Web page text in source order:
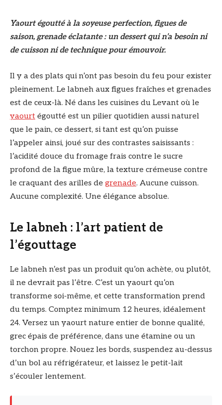
Yaourt égoutté à la soyeuse perfection, figues de
saison, grenade éclatante : un dessert qui n’a besoin ni
de cuisson ni de technique pour émouvoir.
Il y a des plats qui n’ont pas besoin du feu pour exister
pleinement. Le labneh aux figues fraîches et grenades
est de ceux-là. Né dans les cuisines du Levant où le
yaourt égoutté est un pilier quotidien aussi naturel
que le pain, ce dessert, si tant est qu’on puisse
l’appeler ainsi, joué sur des contrastes saisissants :
l’acidité douce du fromage frais contre le sucre
profond de la figue mûre, la texture crémeuse contre
le craquant des arilles de grenade. Aucune cuisson.
Aucune complexité. Une élégance absolue.
Le labneh : l’art patient de
l’égouttage
Le labneh n’est pas un produit qu’on achète, ou plutôt,
il ne devrait pas l’être. C’est un yaourt qu’on
transforme soi-même, et cette transformation prend
du temps. Comptez minimum 12 heures, idéalement
24. Versez un yaourt nature entier de bonne qualité,
grec épais de préférence, dans une étamine ou un
torchon propre. Nouez les bords, suspendez au-dessus
d’un bol au réfrigérateur, et laissez le petit-lait
s’écouler lentement.